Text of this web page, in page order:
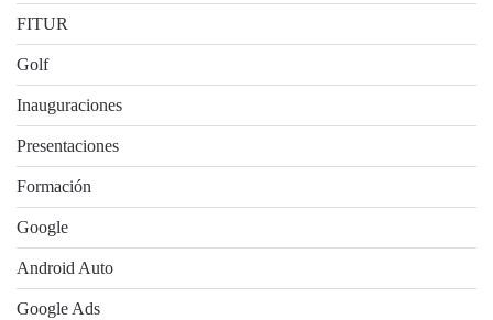
FITUR
Golf
Inauguraciones
Presentaciones
Formación
Google
Android Auto
Google Ads